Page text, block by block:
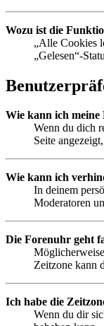
Wozu ist die
„Alle Cookies
„Gelesen“-
Wie kann ich meine
Wenn du dich
Seite
Wie kann ich
In deinem
Moderatoren
Die Forenuhr geht
Zeitzone kann
Ich habe die
Wenn du dir